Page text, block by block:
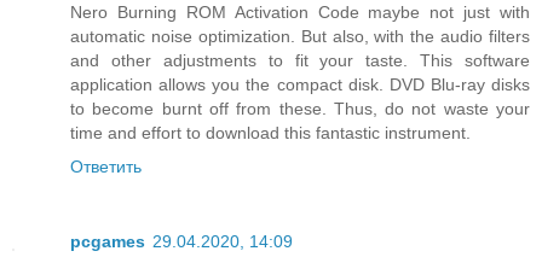
Nero Burning ROM Activation Code maybe not just with
automatic noise optimization. But also, with the audio filters
and other adjustments to fit your taste. This software
application allows you the compact disk. DVD Blu-ray disks
to become burnt off from these. Thus, do not waste your
time and effort to download this fantastic instrument.
Ответить
pcgames 29.04.2020, 14:09